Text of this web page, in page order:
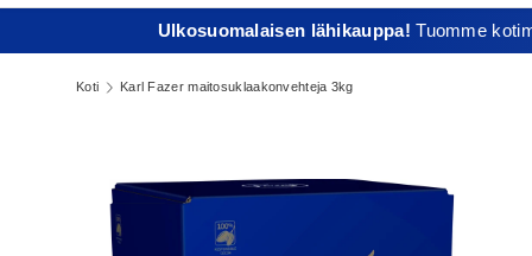
Ulkosuomalaisen lähikauppa!Tuomme
Koti Karl Fazer maitosuklaakonvehteja 3kg